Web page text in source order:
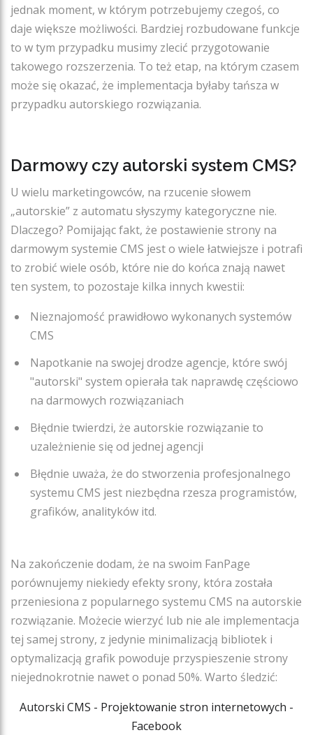
jednak moment, w którym potrzebujemy czegoś, co
daje większe możliwości. Bardziej rozbudowane funkcje
to w tym przypadku musimy zlecić przygotowanie
takowego rozszerzenia. To też etap, na którym czasem
może się okazać, że implementacja byłaby tańsza w
przypadku autorskiego rozwiązania.
Darmowy czy autorski system CMS?
U wielu marketingowców, na rzucenie słowem
„autorskie” z automatu słyszymy kategoryczne nie.
Dlaczego? Pomijając fakt, że postawienie strony na
darmowym systemie CMS jest o wiele łatwiejsze i potrafi
to zrobić wiele osób, które nie do końca znają nawet
ten system, to pozostaje kilka innych kwestii:
Nieznajomość prawidłowo wykonanych systemów
CMS
Napotkanie na swojej drodze agencje, które swój
"autorski" system opierała tak naprawdę częściowo
na darmowych rozwiązaniach
Błędnie twierdzi, że autorskie rozwiązanie to
uzależnienie się od jednej agencji
Błędnie uważa, że do stworzenia profesjonalnego
systemu CMS jest niezbędna rzesza programistów,
grafików, analityków itd.
Na zakończenie dodam, że na swoim FanPage
porównujemy niekiedy efekty srony, która została
przeniesiona z popularnego systemu CMS na autorskie
rozwiązanie. Możecie wierzyć lub nie ale implementacja
tej samej strony, z jedynie minimalizacją bibliotek i
optymalizacją grafik powoduje przyspieszenie strony
niejednokrotnie nawet o ponad 50%. Warto śledzić:
Autorski CMS - Projektowanie stron internetowych -
Facebook